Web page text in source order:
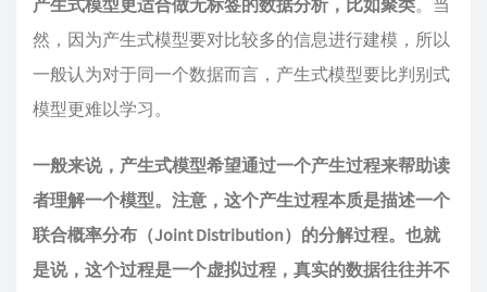
产生式模型更适合做无标签的数据分析，比如聚类。当
然，因为产生式模型要对比较多的信息进行建模，所以
一般认为对于同一个数据而言，产生式模型要比判别式
模型更难以学习。
一般来说，产生式模型希望通过一个产生过程来帮助读
者理解一个模型。注意，这个产生过程本质是描述一个
联合概率分布（Joint Distribution）的分解过程。也就
是说，这个过程是一个虚拟过程，真实的数据往往并不